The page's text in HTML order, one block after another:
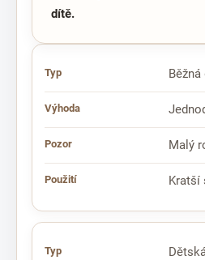
dítě.
Malý
Kratší